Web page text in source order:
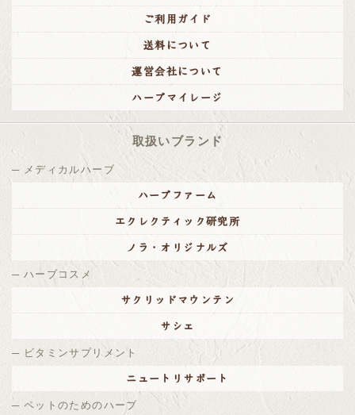
ご利用ガイド
送料について
運営会社について
ハーブマイレージ
取扱いブランド
メディカルハーブ
ハーブファーム
エクレクティック研究所
ノラ・オリジナルズ
ハーブコスメ
サクリッドマウンテン
サシェ
ビタミンサプリメント
ニュートリサポート
ペットのためのハーブ